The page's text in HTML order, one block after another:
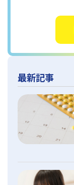
最新記事